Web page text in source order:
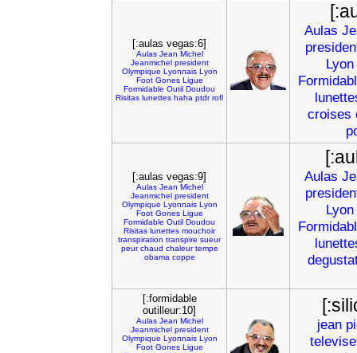
[:aulas vegas:6]
Aulas Jean Michel
Jeanmichel president
Olympique Lyonnais Lyon
Foot Gones Ligue
Formidable Outil Doudou
Risitas lunettes haha ptdr rofl
Aulas
Lyon
croises
[:aulas vegas:9]
Aulas Jean Michel
Jeanmichel president
Olympique Lyonnais Lyon
Foot Gones Ligue
Formidable Outil Doudou
Risitas lunettes mouchoir
transpiration transpire sueur
peur chaud chaleur tempe
obama coppe
Aulas
Lyon
[:formidable
outilleur:10]
Aulas Jean Michel
Jeanmichel president
Olympique Lyonnais Lyon
Foot Gones Ligue
jean
televise